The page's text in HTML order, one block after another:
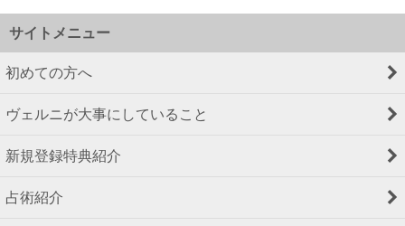
サイトメニュー
初めての方へ
ヴェルニが大事にしていること
新規登録特典紹介
占術紹介